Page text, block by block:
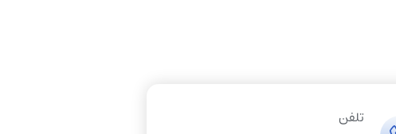
تلفن